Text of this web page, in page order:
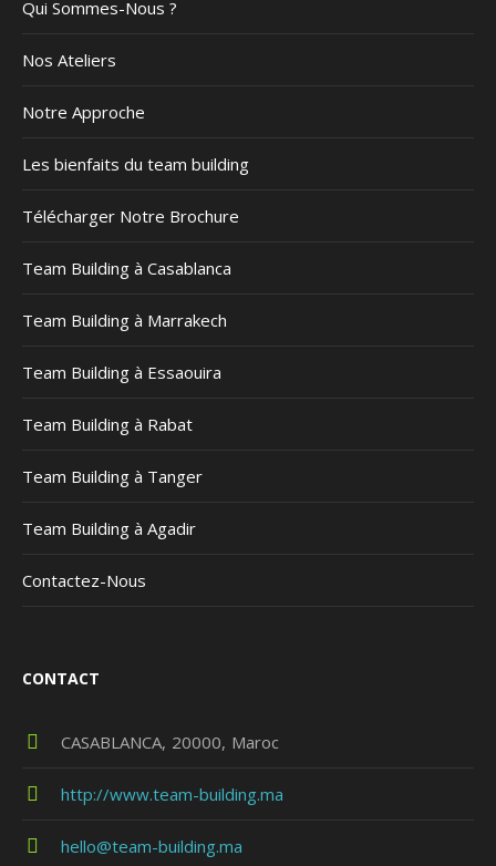
Qui Sommes-Nous ?
Nos Ateliers
Notre Approche
Les bienfaits du team building
Télécharger Notre Brochure
Team Building à Casablanca
Team Building à Marrakech
Team Building à Essaouira
Team Building à Rabat
Team Building à Tanger
Team Building à Agadir
Contactez-Nous
CONTACT
CASABLANCA 20000 Maroc
http://www.team-building.ma
hello@team-building.ma